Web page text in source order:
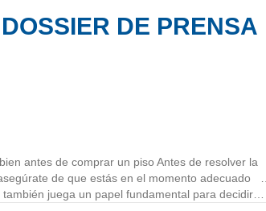
DOSSIER DE PRENSA
antes de comprar un piso Antes de resolver la
de que estás en el momento adecuado …
juega un papel fundamental para decidir…